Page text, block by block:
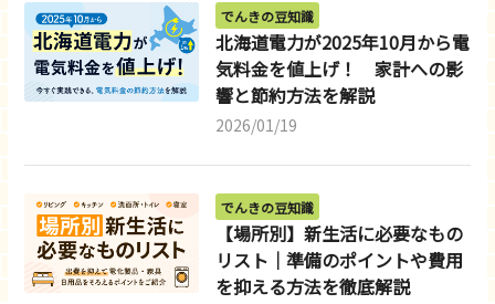
でんきの豆知識
北海道電力が2025年10月から電
気料金を値上げ！ 家計への影
響と節約方法を解説
2026/01/19
でんきの豆知識
【場所別】新生活に必要なもの
リスト｜準備のポイントや費用
を抑える方法を徹底解説